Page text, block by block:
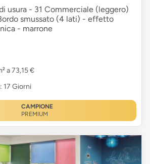
usura - 31 Commerciale (leggero)
smussato (4 lati) - effetto
- marrone
a 73,15 €
: 17 Giorni
CAMPIONE
PREMIUM